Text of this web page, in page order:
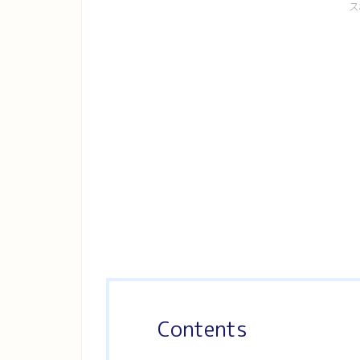
Contents